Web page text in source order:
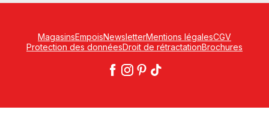
MagasinsEmpoisNewsletterMentions légalesCGV
Protection des donnéesDroit de rétractationBrochures